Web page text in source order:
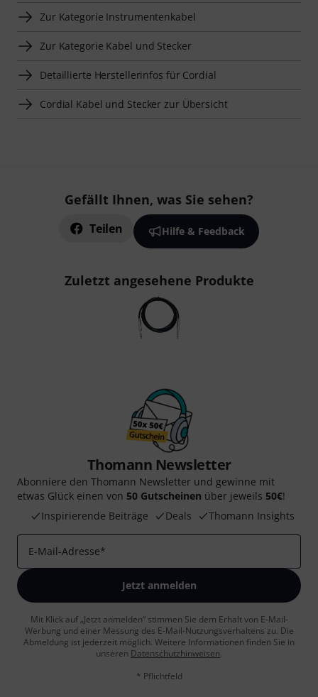
Zur Kategorie Instrumentenkabel
Zur Kategorie Kabel und Stecker
Detaillierte Herstellerinfos für Cordial
Cordial Kabel und Stecker zur Übersicht
Gefällt Ihnen, was Sie sehen?
Teilen Hilfe & Feedback
Zuletzt angesehene Produkte
Thomann Newsletter
Abonniere den Thomann Newsletter und gewinne mit
etwas Glück einen von 50 Gutscheinen über jeweils 50€!
Inspirierende Beiträge
Deals Thomann Insights
E-Mail-Adresse*
Jetzt anmelden
Mit Klick auf „Jetzt anmelden“ stimmen Sie dem Erhalt von E-Mail-
Werbung und einer Messung des E-Mail-Nutzungsverhaltens zu. Die
Abmeldung ist jederzeit möglich. Weitere Informationen finden Sie in
unseren Datenschutzhinweisen.
* Pflichtfeld